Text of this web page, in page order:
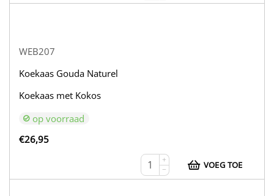
WEB207
Koekaas Gouda Naturel
Koekaas met Kokos
op voorraad
€26,95
+
−
VOEG TOE